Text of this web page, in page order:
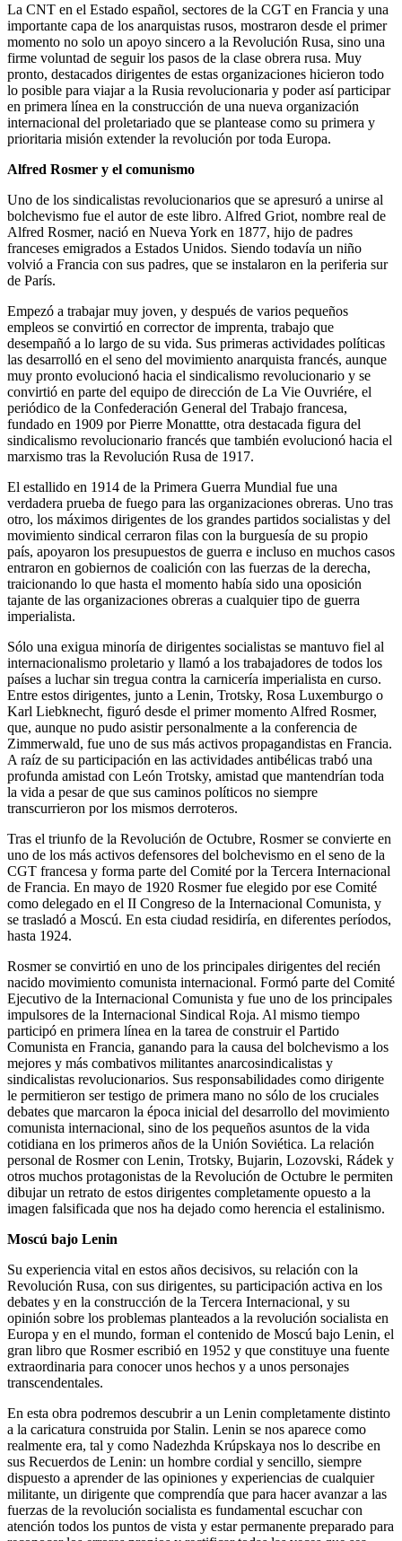
La CNT en el Estado español, sectores de la CGT en Francia y una
importante capa de los anarquistas rusos, mostraron desde el primer
momento no solo un apoyo sincero a la Revolución Rusa, sino una
firme voluntad de seguir los pasos de la clase obrera rusa. Muy
pronto, destacados dirigentes de estas organizaciones hicieron todo
lo posible para viajar a la Rusia revolucionaria y poder así participar
en primera línea en la construcción de una nueva organización
internacional del proletariado que se plantease como su primera y
prioritaria misión extender la revolución por toda Europa.
Alfred Rosmer y el comunismo
Uno de los sindicalistas revolucionarios que se apresuró a unirse al
bolchevismo fue el autor de este libro. Alfred Griot, nombre real de
Alfred Rosmer, nació en Nueva York en 1877, hijo de padres
franceses emigrados a Estados Unidos. Siendo todavía un niño
volvió a Francia con sus padres, que se instalaron en la periferia sur
de París.
Empezó a trabajar muy joven, y después de varios pequeños
empleos se convirtió en corrector de imprenta, trabajo que
desempañó a lo largo de su vida. Sus primeras actividades políticas
las desarrolló en el seno del movimiento anarquista francés, aunque
muy pronto evolucionó hacia el sindicalismo revolucionario y se
convirtió en parte del equipo de dirección de La Vie Ouvriére, el
periódico de la Confederación General del Trabajo francesa,
fundado en 1909 por Pierre Monattte, otra destacada figura del
sindicalismo revolucionario francés que también evolucionó hacia el
marxismo tras la Revolución Rusa de 1917.
El estallido en 1914 de la Primera Guerra Mundial fue una
verdadera prueba de fuego para las organizaciones obreras. Uno tras
otro, los máximos dirigentes de los grandes partidos socialistas y del
movimiento sindical cerraron filas con la burguesía de su propio
país, apoyaron los presupuestos de guerra e incluso en muchos casos
entraron en gobiernos de coalición con las fuerzas de la derecha,
traicionando lo que hasta el momento había sido una oposición
tajante de las organizaciones obreras a cualquier tipo de guerra
imperialista.
Sólo una exigua minoría de dirigentes socialistas se mantuvo fiel al
internacionalismo proletario y llamó a los trabajadores de todos los
países a luchar sin tregua contra la carnicería imperialista en curso.
Entre estos dirigentes, junto a Lenin, Trotsky, Rosa Luxemburgo o
Karl Liebknecht, figuró desde el primer momento Alfred Rosmer,
que, aunque no pudo asistir personalmente a la conferencia de
Zimmerwald, fue uno de sus más activos propagandistas en Francia.
A raíz de su participación en las actividades antibélicas trabó una
profunda amistad con León Trotsky, amistad que mantendrían toda
la vida a pesar de que sus caminos políticos no siempre
transcurrieron por los mismos derroteros.
Tras el triunfo de la Revolución de Octubre, Rosmer se convierte en
uno de los más activos defensores del bolchevismo en el seno de la
CGT francesa y forma parte del Comité por la Tercera Internacional
de Francia. En mayo de 1920 Rosmer fue elegido por ese Comité
como delegado en el II Congreso de la Internacional Comunista, y
se trasladó a Moscú. En esta ciudad residiría, en diferentes períodos,
hasta 1924.
Rosmer se convirtió en uno de los principales dirigentes del recién
nacido movimiento comunista internacional. Formó parte del Comité
Ejecutivo de la Internacional Comunista y fue uno de los principales
impulsores de la Internacional Sindical Roja. Al mismo tiempo
participó en primera línea en la tarea de construir el Partido
Comunista en Francia, ganando para la causa del bolchevismo a los
mejores y más combativos militantes anarcosindicalistas y
sindicalistas revolucionarios. Sus responsabilidades como dirigente
le permitieron ser testigo de primera mano no sólo de los cruciales
debates que marcaron la época inicial del desarrollo del movimiento
comunista internacional, sino de los pequeños asuntos de la vida
cotidiana en los primeros años de la Unión Soviética. La relación
personal de Rosmer con Lenin, Trotsky, Bujarin, Lozovski, Rádek y
otros muchos protagonistas de la Revolución de Octubre le permiten
dibujar un retrato de estos dirigentes completamente opuesto a la
imagen falsificada que nos ha dejado como herencia el estalinismo.
Moscú bajo Lenin
Su experiencia vital en estos años decisivos, su relación con la
Revolución Rusa, con sus dirigentes, su participación activa en los
debates y en la construcción de la Tercera Internacional, y su
opinión sobre los problemas planteados a la revolución socialista en
Europa y en el mundo, forman el contenido de Moscú bajo Lenin, el
gran libro que Rosmer escribió en 1952 y que constituye una fuente
extraordinaria para conocer unos hechos y a unos personajes
transcendentales.
En esta obra podremos descubrir a un Lenin completamente distinto
a la caricatura construida por Stalin. Lenin se nos aparece como
realmente era, tal y como Nadezhda Krúpskaya nos lo describe en
sus Recuerdos de Lenin: un hombre cordial y sencillo, siempre
dispuesto a aprender de las opiniones y experiencias de cualquier
militante, un dirigente que comprendía que para hacer avanzar a las
fuerzas de la revolución socialista es fundamental escuchar con
atención todos los puntos de vista y estar permanente preparado para